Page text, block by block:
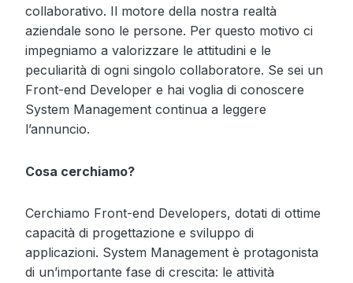
collaborativo. Il motore della nostra realtà
aziendale sono le persone. Per questo motivo ci
impegniamo a valorizzare le attitudini e le
peculiarità di ogni singolo collaboratore. Se sei un
Front-end Developer e hai voglia di conoscere
System Management continua a leggere
l’annuncio.
Cosa cerchiamo?
Cerchiamo Front-end Developers, dotati di ottime
capacità di progettazione e sviluppo di
applicazioni. System Management è protagonista
di un’importante fase di crescita: le attività